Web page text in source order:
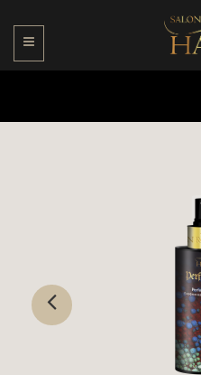
Toggle Navigation